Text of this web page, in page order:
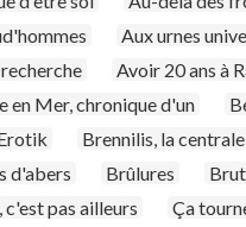
Aux urnes
Avoir 20 ans à
en Mer, chronique d'un
Brennilis, la
d'abers
Brûlures
c'est pas ailleurs
Ça